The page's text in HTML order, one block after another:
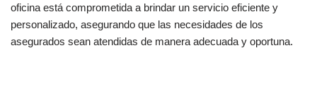
oficina está comprometida a brindar un servicio eficiente y
personalizado, asegurando que las necesidades de los
asegurados sean atendidas de manera adecuada y oportuna.